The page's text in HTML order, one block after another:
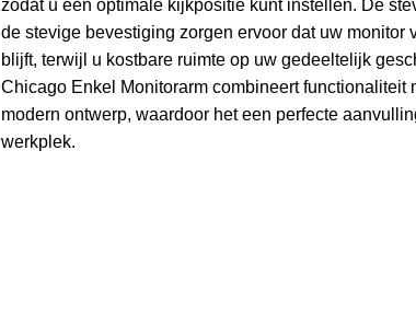
zodat u een optimale kijkpositie kunt instellen. De
de stevige bevestiging zorgen ervoor dat uw monitor
blijft, terwijl u kostbare ruimte op uw gedeeltelijk
Chicago Enkel Monitorarm combineert functionaliteit
modern ontwerp, waardoor het een perfecte
werkplek.